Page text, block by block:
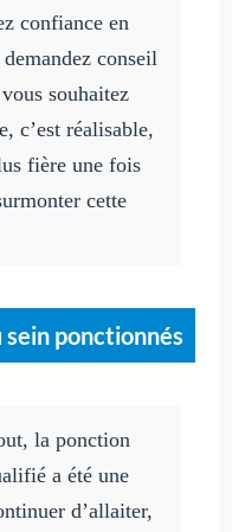
confiance en
conseil
souhaitez
c’est réalisable,
fière une fois
cette
sein ponctionnés
la ponction
a été une
d’allaiter,